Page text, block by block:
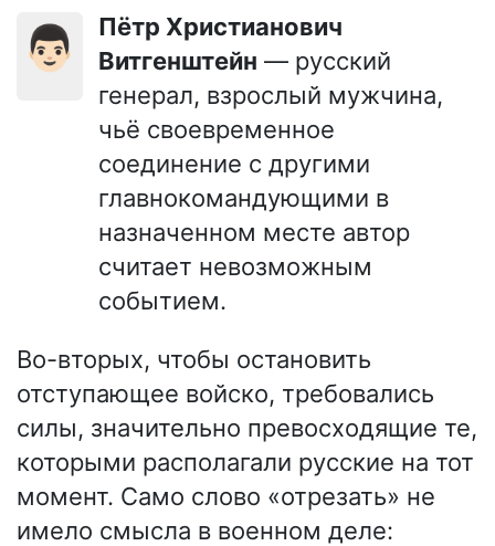
👨🏻
Пётр Христианович
Витгенштейн — русский
генерал, взрослый мужчина,
чьё своевременное
соединение с другими
главнокомандующими в
назначенном месте автор
считает невозможным
событием.
Во-вторых, чтобы остановить
отступающее войско, требовались
силы, значительно превосходящие те,
которыми располагали русские на тот
момент. Само слово «отрезать» не
имело смысла в военном деле: